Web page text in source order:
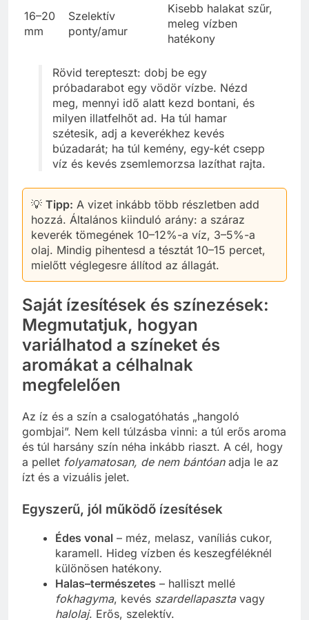
16–20
mm
Szelektív
ponty/amur
Kisebb halakat szűr,
meleg vízben
hatékony
Rövid terepteszt: dobj be egy
próbadarabot egy vödör vízbe. Nézd
meg, mennyi idő alatt kezd bontani, és
milyen illatfelhőt ad. Ha túl hamar
szétesik, adj a keverékhez kevés
búzadarát; ha túl kemény, egy-két csepp
víz és kevés zsemlemorzsa lazíthat rajta.
💡 Tipp: A vizet inkább több részletben add
hozzá. Általános kiinduló arány: a száraz
keverék tömegének 10–12%-a víz, 3–5%-a
olaj. Mindig pihentesd a tésztát 10–15 percet,
mielőtt véglegesre állítod az állagát.
Saját ízesítések és színezések:
Megmutatjuk, hogyan
variálhatod a színeket és
aromákat a célhalnak
megfelelően
Az íz és a szín a csalogatóhatás „hangoló
gombjai”. Nem kell túlzásba vinni: a túl erős aroma
és túl harsány szín néha inkább riaszt. A cél, hogy
a pellet folyamatosan, de nem bántóanadja le az
ízt és a vizuális jelet.
Egyszerű, jól működő ízesítések
Édes vonal – méz, melasz, vaníliás cukor,
karamell. Hideg vízben és keszegféléknél
különösen hatékony.
Halas–természetes – halliszt mellé
fokhagyma, kevés szardellapasztavagy
halolaj. Erős, szelektív.